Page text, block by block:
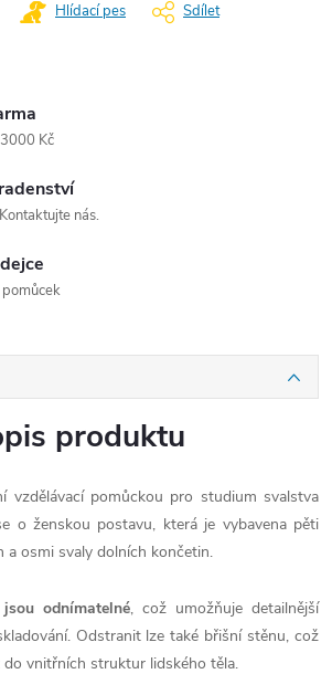
Hlídací pes Sdílet
Kč
nás.
produktu
vzdělávací pomůckou pro studium svalstva
o ženskou postavu, která je vybavena pěti
a osmi svaly dolních končetin.
odnímatelné, což umožňuje detailnější
Odstranit lze také břišní stěnu, což
vnitřních struktur lidského těla.